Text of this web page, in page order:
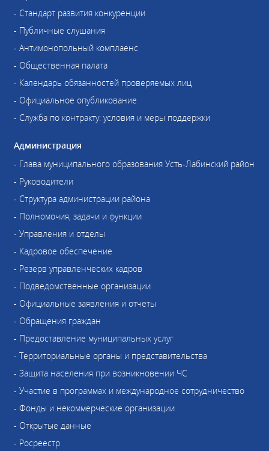
- Стандарт развития конкуренции
- Публичные слушания
- Антимонопольный комплаенс
- Общественная палата
- Календарь обязанностей проверяемых лиц
- Официальное опубликование
- Служба по контракту: условия и меры поддержки
Администрация
- Глава муниципального образования Усть-Лабинский район
- Руководители
- Структура администрации района
- Полномочия, задачи и функции
- Управления и отделы
- Кадровое обеспечение
- Резерв управленческих кадров
- Подведомственные организации
- Официальные заявления и отчеты
- Обращения граждан
- Предоставление муниципальных услуг
- Территориальные органы и представительства
- Защита населения при возникновении ЧС
- Участие в программах и международное сотрудничество
- Фонды и некоммерческие организации
- Открытые данные
- Росреестр